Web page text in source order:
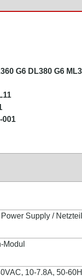
G6 DL380 G6
001
Supply /
Modul
10-7.8A, 50-